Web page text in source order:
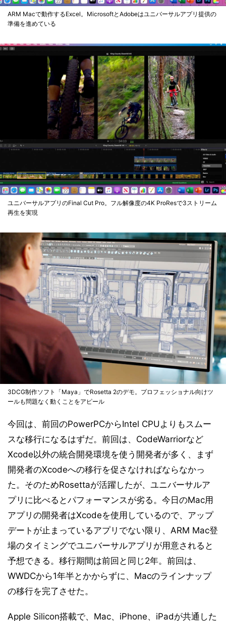
ARM Macで動作するExcel。MicrosoftとAdobeはユニバーサルアプリ提供の
準備を進めている
ユニバーサルアプリのFinal Cut Pro。フル解像度の4K ProResで3ストリーム
再生を実現
3DCG制作ソフト「Maya」でRosetta 2のデモ。プロフェッショナル向けツ
ールも問題なく動くことをアピール
今回は、前回のPowerPCからIntel CPUよりもスムー
スな移行になるはずだ。前回は、CodeWarriorなど
Xcode以外の統合開発環境を使う開発者が多く、まず
開発者のXcodeへの移行を促さなければならなかっ
た。そのためRosettaが活躍したが、ユニバーサルア
プリに比べるとパフォーマンスが劣る。今日のMac用
アプリの開発者はXcodeを使用しているので、アップ
デートが止まっているアプリでない限り、ARM Mac登
場のタイミングでユニバーサルアプリが用意されると
予想できる。移行期間は前回と同じ2年。前回は、
WWDCから1年半とかからずに、Macのラインナップ
の移行を完了させた。
Apple Silicon搭載で、Mac、iPhone、iPadが共通した